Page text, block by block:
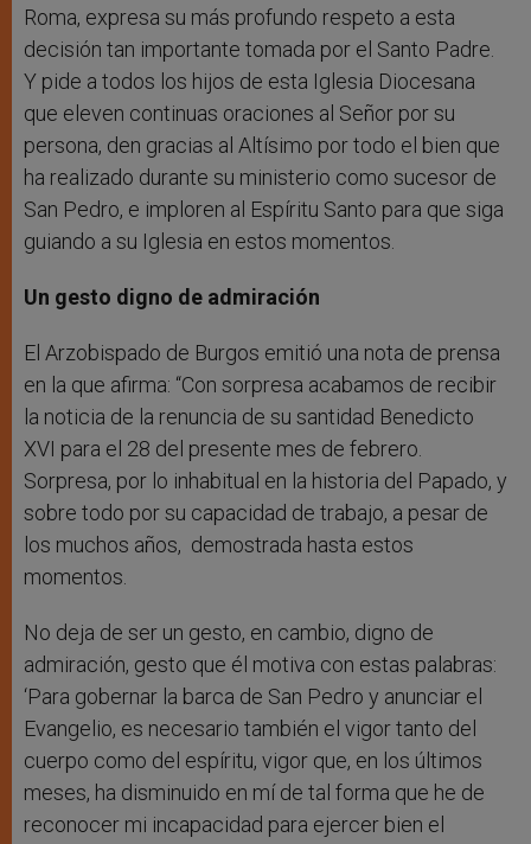
Roma, expresa su más profundo respeto a esta
decisión tan importante tomada por el Santo Padre.
Y pide a todos los hijos de esta Iglesia Diocesana
que eleven continuas oraciones al Señor por su
persona, den gracias al Altísimo por todo el bien que
ha realizado durante su ministerio como sucesor de
San Pedro, e imploren al Espíritu Santo para que siga
guiando a su Iglesia en estos momentos.
Un gesto digno de admiración
El Arzobispado de Burgos emitió una nota de prensa
en la que afirma: “Con sorpresa acabamos de recibir
la noticia de la renuncia de su santidad Benedicto
XVI para el 28 del presente mes de febrero.
Sorpresa, por lo inhabitual en la historia del Papado, y
sobre todo por su capacidad de trabajo, a pesar de
los muchos años, demostrada hasta estos
momentos.
No deja de ser un gesto, en cambio, digno de
admiración, gesto que él motiva con estas palabras:
‘Para gobernar la barca de San Pedro y anunciar el
Evangelio, es necesario también el vigor tanto del
cuerpo como del espíritu, vigor que, en los últimos
meses, ha disminuido en mí de tal forma que he de
reconocer mi incapacidad para ejercer bien el